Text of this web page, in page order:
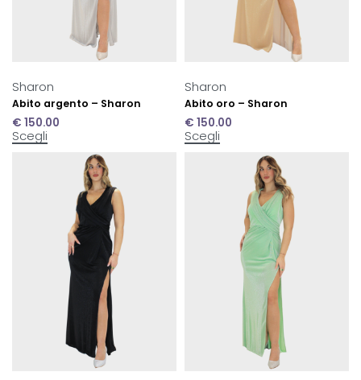
Sharon
Abito argento – Sharon
€ 150.00
Scegli
Sharon
Abito oro – Sharon
€ 150.00
Scegli